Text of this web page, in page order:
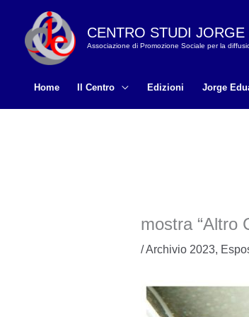
contenuto
CENTRO STUDI JORGE
Associazione di Promozione Sociale per la
Home Il Centro Edizioni Jorge
mostra “Altro
/Archivio 2023,